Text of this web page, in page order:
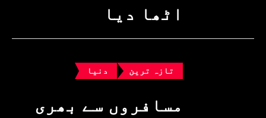
اٹھا دیا
تازہ ترین دنیا
مسافروں سے بھری